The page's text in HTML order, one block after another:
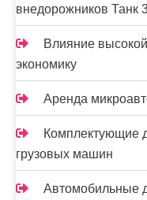
внедорожников Танк
Влияние
экономику
Аренда
Комплектующие
грузовых машин
Автомобильные